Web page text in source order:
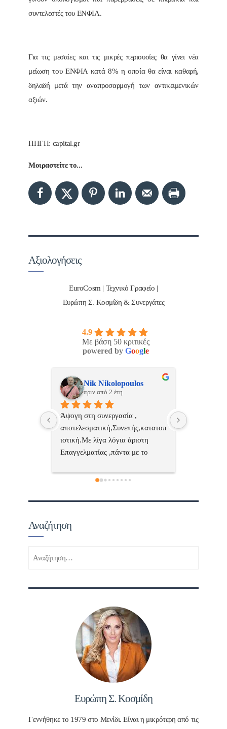
συντελεστές του ΕΝΦΙΑ.
Για τις μεσαίες και τις μικρές περιουσίες θα γίνει νέα
μείωση του ΕΝΦΙΑ κατά 8% η οποία θα είναι καθαρή,
δηλαδή μετά την αναπροσαρμογή των αντικειμενικών
αξιών.
ΠΗΓΗ: capital.gr
Μοιραστείτε το...
Αξιολογήσεις
EuroCosm | Τεχνικό Γραφείο |
Ευρώπη Σ. Κοσμίδη & Συνεργάτες
4.9
Με βάση 50 κριτικές
powered by Google
ManosBX
πριν από 2 έτη
Επαγγελματίας  Άψογη
συνεργασία
Αναζήτηση
Ευρώπη Σ. Κοσμίδη
Γεννήθηκε το 1979 στο Μενίδι. Είναι η μικρότερη από τις